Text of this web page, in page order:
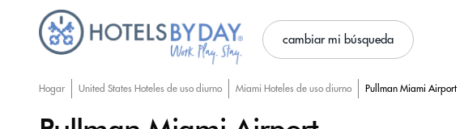
cambiar mi búsqueda
Hogar United States Hoteles de uso diurno Miami Hoteles de uso diurno Pullman Miami Airport